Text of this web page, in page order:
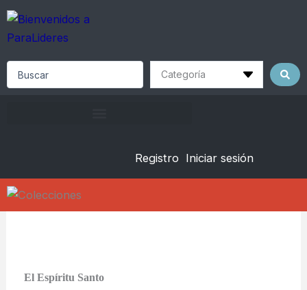
Skip
content
Registro Iniciar sesión
El Espíritu Santo